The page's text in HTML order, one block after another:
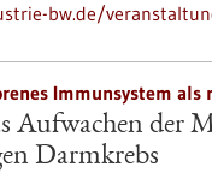
bw.de/
Immunsystem
Aufwachen der
Darmkrebs